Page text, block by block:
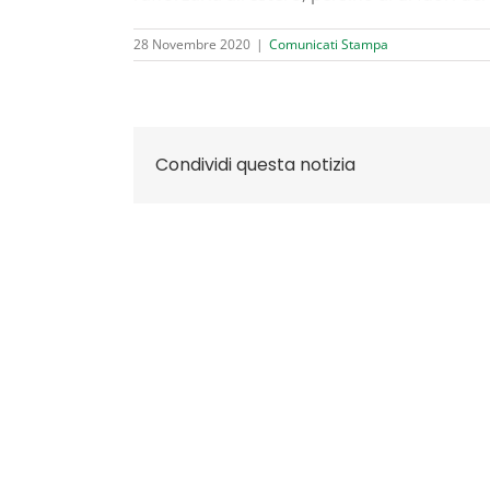
28 Novembre 2020 | Comunicati Stampa
Condividi questa notizia